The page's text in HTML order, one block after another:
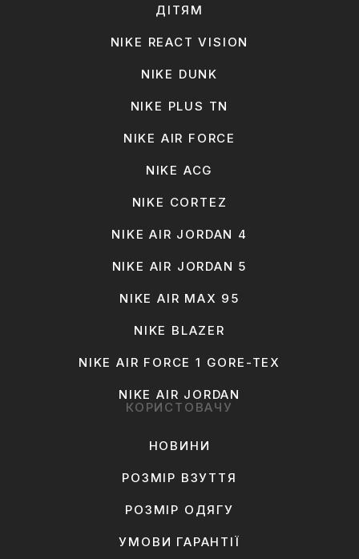
ДІТЯМ
NIKE REACT VISION
NIKE DUNK
NIKE PLUS TN
NIKE AIR FORCE
NIKE ACG
NIKE CORTEZ
NIKE AIR JORDAN 4
NIKE AIR JORDAN 5
NIKE AIR MAX 95
NIKE BLAZER
NIKE AIR FORCE 1 GORE-TEX
NIKE AIR JORDAN
КОРИСТОВАЧУ
НОВИНИ
РОЗМІР ВЗУТТЯ
РОЗМІР ОДЯГУ
УМОВИ ГАРАНТІЇ